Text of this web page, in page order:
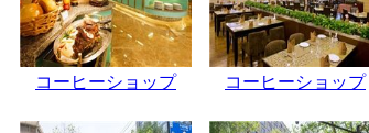
コーヒーショップ コーヒーショップ